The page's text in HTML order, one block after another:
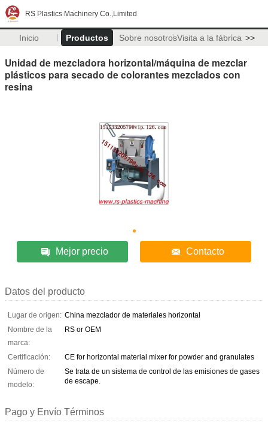
RS Plastics Machinery Co.,Limited
Inicio Productos Sobre nosotrosVisita a la fábrica >>
Unidad de mezcladora horizontal/máquina de mezclar
plásticos para secado de colorantes mezclados con
resina
Mejor precio Contacto
Datos del producto
Lugar de origen: China mezclador de materiales horizontal
Nombre de la
marca:
RS or OEM
Certificación:
CE for horizontal material mixer for powder and granulates
Número de
modelo:
Se trata de un sistema de control de las emisiones de gases
de escape.
Pago y Envío Términos